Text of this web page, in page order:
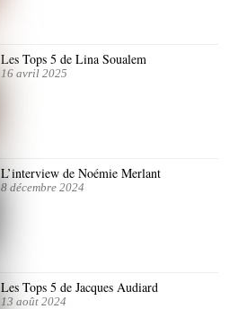
Les Tops 5 de Lina Soualem
16 avril 2025
L’interview de Noémie Merlant
8 décembre 2024
Les Tops 5 de Jacques Audiard
13 août 2024